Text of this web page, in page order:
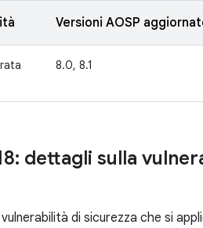
Versioni AOSP
8.0, 8.1
dettagli sulla
di sicurezza che si